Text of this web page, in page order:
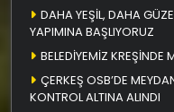
DAHA YEŞİL, DAHA
YAPIMINA BAŞLIYORUZ
BELEDİYEMİZ KREŞİNDE
ÇERKEŞ OSB’DE
KONTROL ALTINA ALINDI